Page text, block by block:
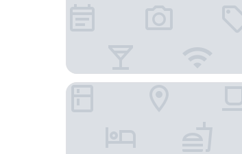
5 Person Holiday Park Home in Nexo